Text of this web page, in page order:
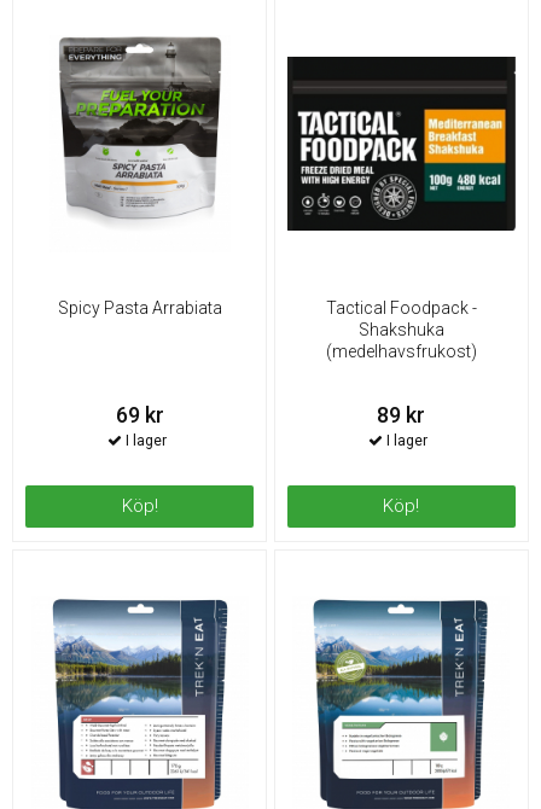
Spicy Pasta Arrabiata
69 kr
Köp!
Tactical Foodpack -
Shakshuka
(medelhavsfrukost)
89 kr
Köp!